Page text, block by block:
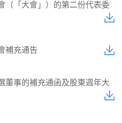
（「大會」）的第二份代表委
補充通告
董事的補充通函及股東週年大